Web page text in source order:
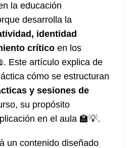
la educación
desarrolla la
identidad
crítico en los
Este artículo explica de
cómo se estructuran
y sesiones de
su propósito
en el aula 🏫💡.
un contenido diseñado